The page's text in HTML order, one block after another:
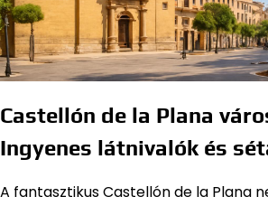
Castellón de la Plana
Ingyenes látnivalók és
A fantasztikus Castellón de la Plana